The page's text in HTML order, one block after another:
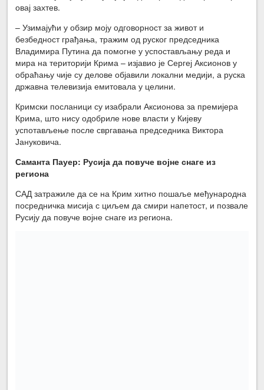
овај захтев.
– Узимајући у обзир моју одговорност за живот и
безбедност грађања, тражим од руског председника
Владимира Путина да помогне у успостављању реда и
мира на територији Крима – изјавио је Сергеј Аксионов у
обраћању чије су делове објавили локални медији, а руска
државна телевизија емитовала у целини.
Кримски посланици су изабрали Аксионова за премијера
Крима, што нису одобриле нове власти у Кијеву
успотављење после свргавања председника Виктора
Јануковича.
Саманта Пауер: Русијада повуче војне снаге из
региона
САД затражиле да се на Крим хитно пошаље међународна
посредничка мисија с циљем да смири напетост, и позвале
Русију да повуче војне снаге из региона.